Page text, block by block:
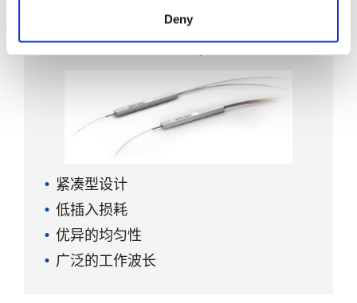
Deny
2xN PLC Splitter
紧凑型设计
低插入损耗
优异的均匀性
广泛的工作波长